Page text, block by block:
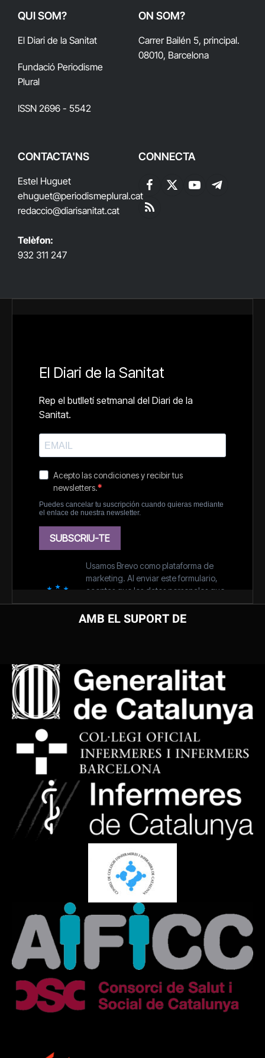
QUI SOM?
El Diari de la Sanitat
Fundació Periodisme
Plural
ISSN 2696 - 5542
ON SOM?
Carrer Bailén 5, principal.
08010, Barcelona
CONTACTA'NS
Estel Huguet
ehuguet@periodismeplural.cat
redaccio@diarisanitat.cat
Telèfon:
932 311 247
CONNECTA
Facebook
X
YouTubeTelegram
RSS
AMB EL SUPORT DE